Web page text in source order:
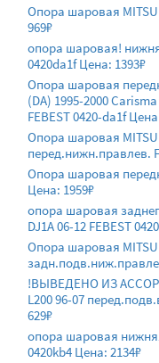
Опора шаровая
969₽
опора шаровая!
0420da1f Цена: 1393₽
Опора шаровая
(DA) 1995-2000
FEBEST 0420-da1f
Опора шаровая
перед.нижн.правлев.
Опора шаровая
Цена: 1959₽
опора шаровая
DJ1A 06-12 FEBEST
Опора шаровая
!ВЫВЕДЕНО ИЗ
L200 96-07
629₽
опора шаровая
0420kb4 Цена: 2134₽